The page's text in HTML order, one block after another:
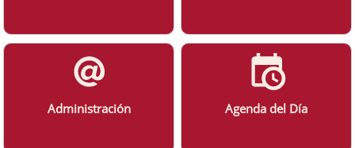
Administración Agenda del Día